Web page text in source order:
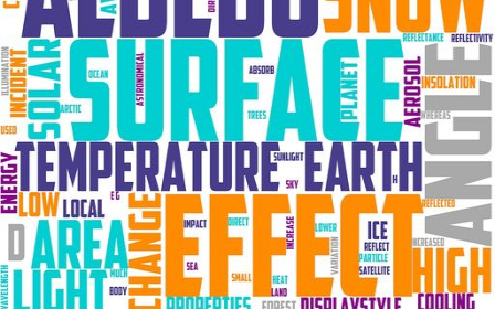
auf
basiert,
uns,
zu
Ihnen
zur
stellen.
die
AKZEPTIEREN
UND
FORTFAHREN
EINSTELLUNGEN